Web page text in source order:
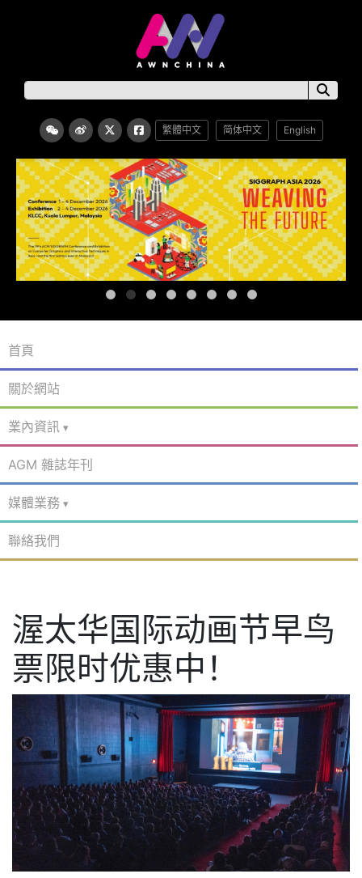
繁體中文 简体中文 English
首頁
關於網站
業內資訊
AGM 雜誌年刊
媒體業務
聯絡我們
渥太华国际动画节早鸟
票限时优惠中！